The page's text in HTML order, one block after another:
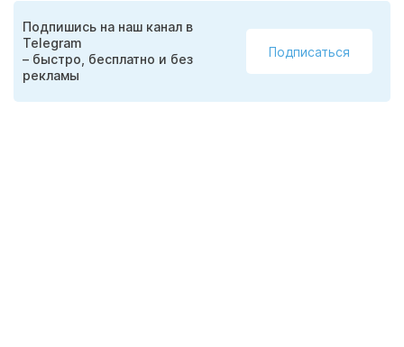
Подпишись на наш канал в
Telegram
– быстро, бесплатно и без
рекламы
Подписаться